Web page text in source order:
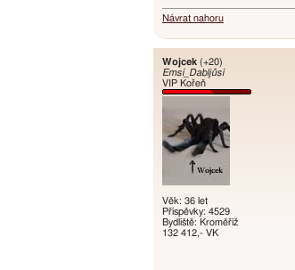
Návrat nahoru
Wojcek (+20)
Emsí_Dabljůsí
VIP Kořeň
Věk: 36 let
Příspěvky: 4529
Bydliště: Kroměříž
132 412,- VK